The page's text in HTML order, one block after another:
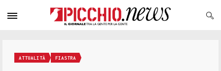
ATTUALITÀ FIASTRA